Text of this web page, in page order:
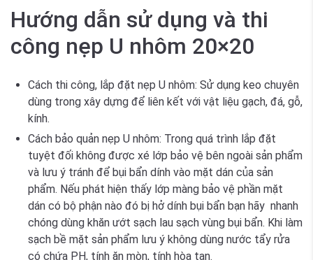
Hướng dẫn sử dụng và thi
công nẹp U nhôm 20×20
Cách thi công, lắp đặt nẹp U nhôm: Sử dụng keo chuyên
dùng trong xây dựng để liên kết với vật liệu gạch, đá, gỗ,
kính.
Cách bảo quản nẹp U nhôm: Trong quá trình lắp đặt
tuyệt đối không được xé lớp bảo vệ bên ngoài sản phẩm
và lưu ý tránh để bụi bẩn dính vào mặt dán của sản
phẩm. Nếu phát hiện thấy lớp màng bảo vệ phần mặt
dán có bộ phận nào đó bị hở dính bụi bẩn bạn hãy nhanh
chóng dùng khăn ướt sạch lau sạch vùng bụi bẩn. Khi làm
sạch bề mặt sản phẩm lưu ý không dùng nước tẩy rửa
có chứa PH, tính ăn mòn, tính hòa tan.